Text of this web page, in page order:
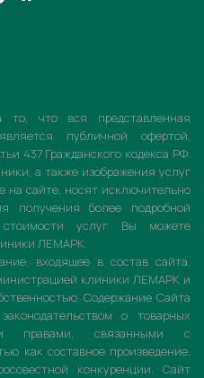
что вся представленная
публичной офертой,
437 Гражданского кодекса РФ.
а также изображения услуг
на сайте, носят исключительно
получения более подробной
услуг Вы можете
ЛЕМАРК.
входящее в состав сайта,
клиники ЛЕМАРК и
Содержание Сайта
о товарных
правами, связанными с
как составное произведение,
конкуренции. Сайт